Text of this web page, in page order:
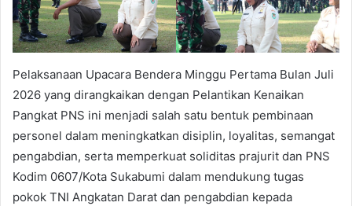
Pelaksanaan Upacara Bendera Minggu Pertama Bulan Juli
2026 yang dirangkaikan dengan Pelantikan Kenaikan
Pangkat PNS ini menjadi salah satu bentuk pembinaan
personel dalam meningkatkan disiplin, loyalitas, semangat
pengabdian, serta memperkuat soliditas prajurit dan PNS
Kodim 0607/Kota Sukabumi dalam mendukung tugas
pokok TNI Angkatan Darat dan pengabdian kepada